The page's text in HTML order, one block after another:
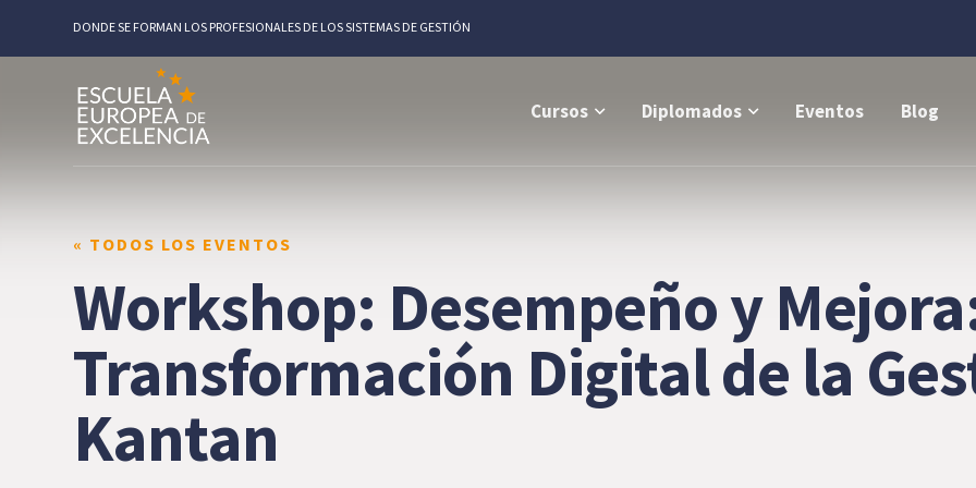
DONDE SE FORMAN LOS PROFESIONALES DE LOS SISTEMAS DE GESTIÓN
Cursos Diplomados Eventos Blog
« TODOS LOS EVENTOS
Workshop: Desempeño y
Transformación Digital de la
Kantan